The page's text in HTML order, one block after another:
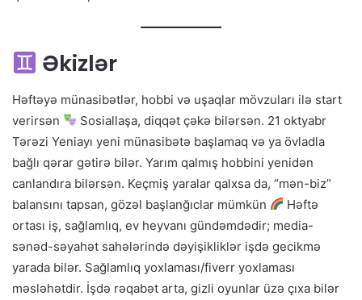
Əkizlər
Həftəyə münasibətlər, hobbi və uşaqlar mövzuları ilə start
verirsən
Sosiallaşa, diqqət çəkə bilərsən. 21 oktyabr
Tərəzi Yeniayı yeni münasibətə başlamaq və ya övladla
bağlı qərar gətirə bilər. Yarım qalmış hobbini yenidən
canlandıra bilərsən. Keçmiş yaralar qalxsa da, “mən-biz”
balansını tapsan, gözəl başlanğıclar mümkün
Həftə
ortası iş, sağlamlıq, ev heyvanı gündəmdədir; media-
sənəd-səyahət sahələrində dəyişikliklər işdə gecikmə
yarada bilər. Sağlamlıq yoxlaması/fiverr yoxlaması
məsləhətdir. İşdə rəqabət arta, gizli oyunlar üzə çıxa bilər